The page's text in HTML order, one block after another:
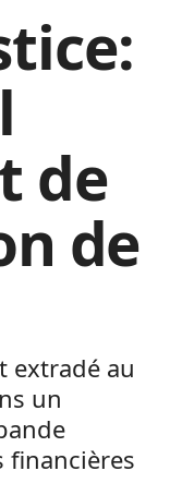
de
de
extradé au
un
financières